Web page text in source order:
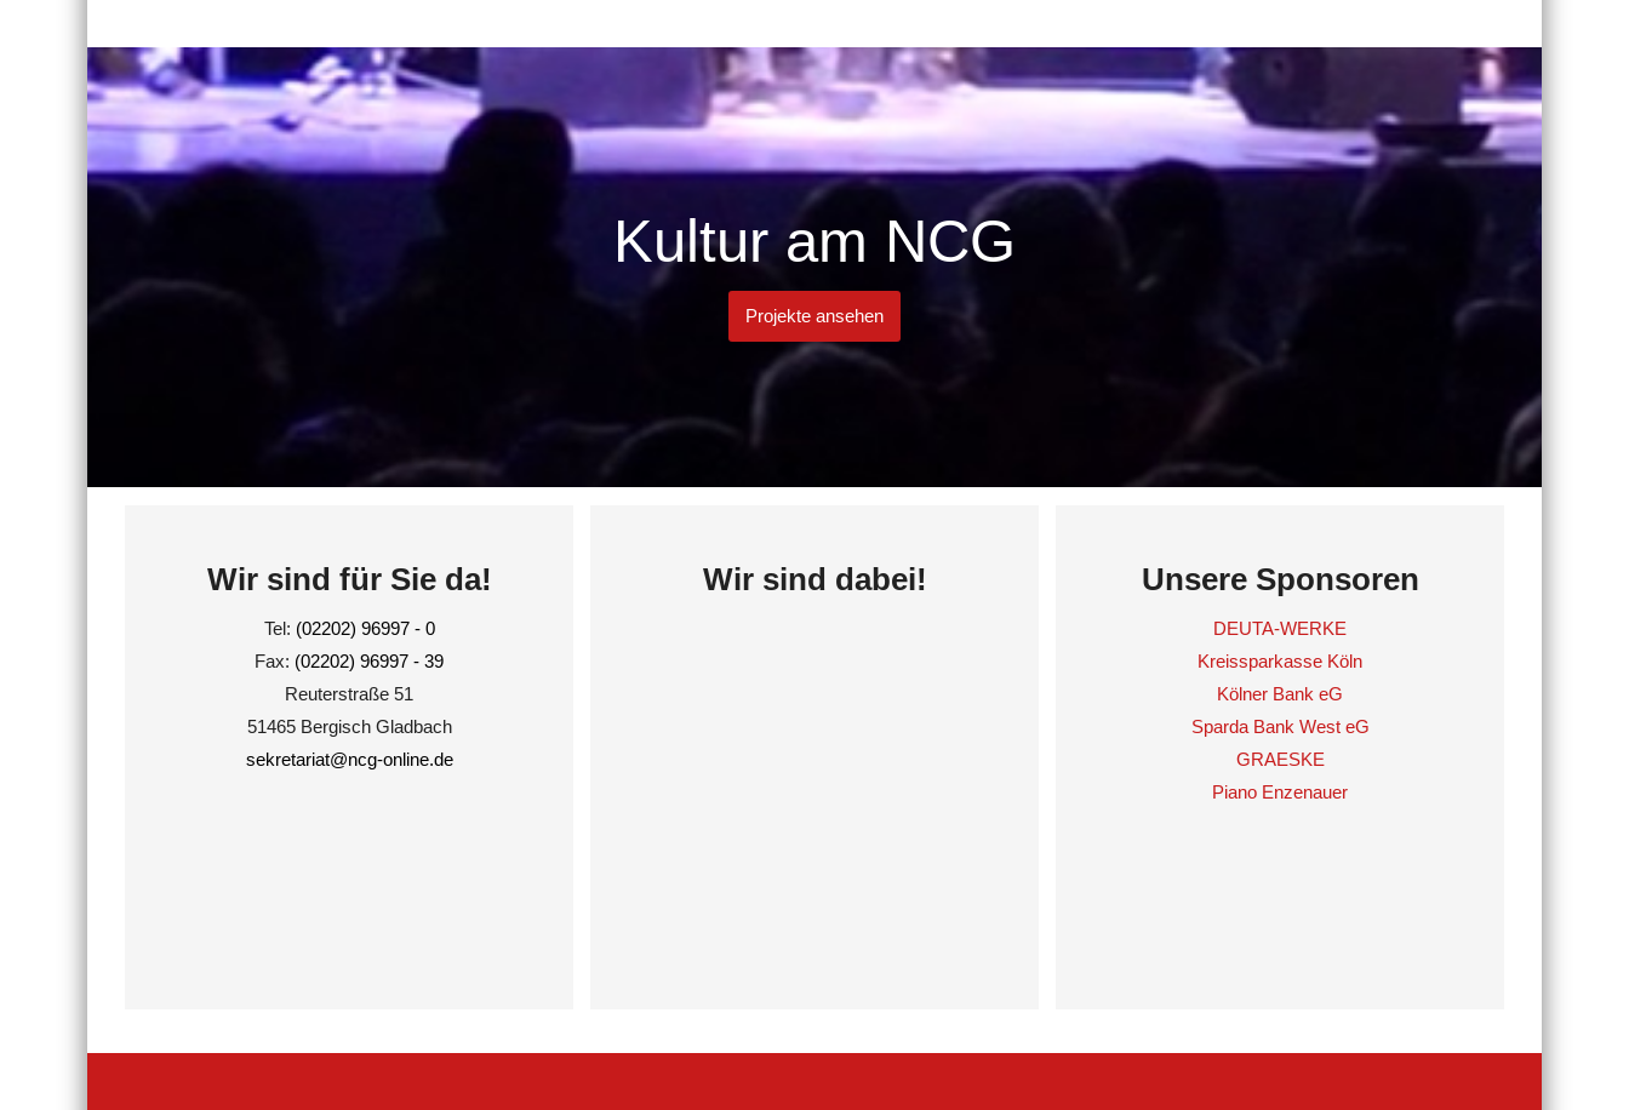
Kultur am NCG
Projekte ansehen
Wir sind für Sie da!
Tel: (02202) 96997 - 0
Fax: (02202) 96997 - 39
Reuterstraße 51
51465 Bergisch Gladbach
sekretariat@ncg-online.de
Wir sind dabei! Unsere Sponsoren
DEUTA-WERKE
Kreissparkasse Köln
Kölner Bank eG
Sparda Bank West eG
GRAESKE
Piano Enzenauer